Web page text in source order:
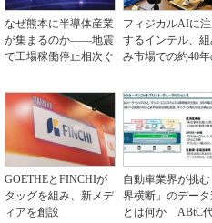
なぜ熊本に半導体産業
が集まるのか――地震
で工場稼働停止相次ぐ
フィジカルAIに
するインテル、組
み市場での約40年
GOETHEとFINCHIが
タッグを組み、新メデ
ィアを創設
自動車業界が挑
界横断」のデー
とは何か ABtC